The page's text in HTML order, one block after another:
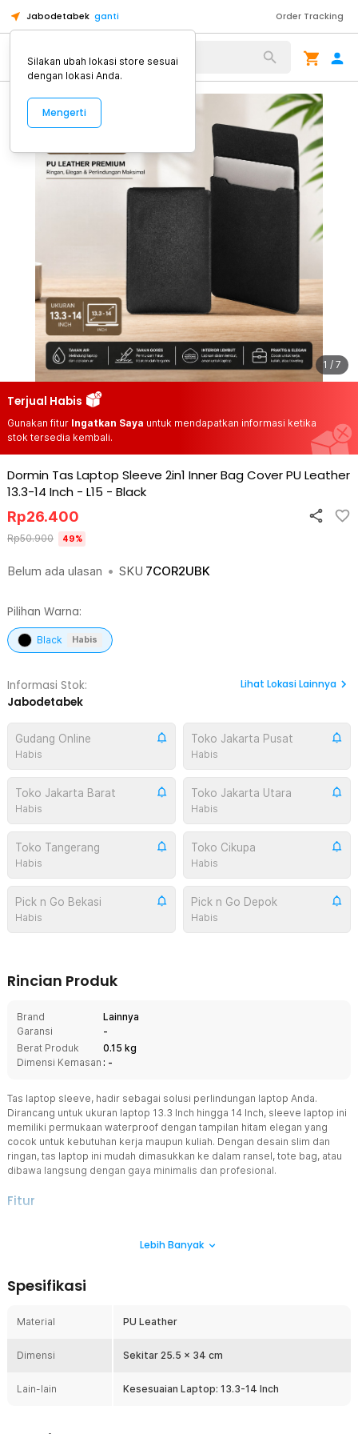
Jabodetabek ganti Order Tracking
Alat Kopi
1 / 7
Terjual Habis
Gunakan fitur Ingatkan Saya untuk mendapatkan informasi ketika
stok tersedia kembali.
Dormin Tas Laptop Sleeve 2in1 Inner Bag Cover PU Leather
13.3-14 Inch - L15 - Black
Belum ada ulasan • SKU 7COR2UBK
Rp26.400
Rp50.900 49%
Pilihan Warna:
Black Habis
Informasi Stok:
Jabodetabek
Lihat Lokasi Lainnya
Gudang Online
Habis
Toko Jakarta Pusat
Habis
Toko Jakarta Barat
Habis
Toko Jakarta Utara
Habis
Toko Tangerang
Habis
Toko Cikupa
Habis
Pick n Go Bekasi
Habis
Pick n Go Depok
Habis
Rincian Produk
Brand
Lainnya
Garansi
-
Berat Produk
0.15 kg
Dimensi Kemasan : -
Tas laptop sleeve, hadir sebagai solusi perlindungan laptop Anda.
Dirancang untuk ukuran laptop 13.3 Inch hingga 14 Inch, sleeve laptop ini
memiliki permukaan waterproof dengan tampilan hitam elegan yang
cocok untuk kebutuhan kerja maupun kuliah. Dengan desain slim dan
ringan, tas laptop ini mudah dimasukkan ke dalam ransel, tote bag, atau
dibawa langsung dengan gaya minimalis dan profesional.
Fitur
Tas laptop sleeve PU leather ini memiliki desain inovatif 2 in 1 di
mana saja tanpa perlu membawa mouse pad tambahan. Dengan
praktis, dan tetap rapi dalam satu sleeve laptop multifungsi.
Hujan mendadak atau tumpahan minuman di meja kerja sering
ini membantu menahan cipratan air sehingga perangkat di dalam
tetap aman saat Anda berpindah tempat di kondisi cuaca tidak
Lebih Banyak
Spesifikasi
Material PU Leather
Dimensi Sekitar 25.5 x 34 cm
Lain-lain Kesesuaian Laptop: 13.3-14 Inch
Silakan ubah lokasi store sesuai
dengan lokasi Anda.
Mengerti